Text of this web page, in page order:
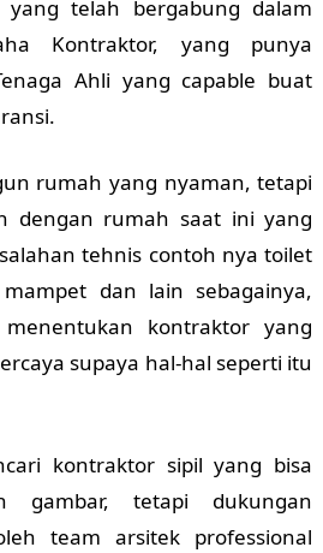
telah bergabung dalam
Kontraktor, yang punya
Ahli yang capable buat
rumah yang nyaman, tetapi
dengan rumah saat ini yang
tehnis contoh nya toilet
dan lain sebagainya,
kontraktor yang
supaya hal-hal seperti itu
kontraktor sipil yang bisa
gambar, tetapi dukungan
team arsitek professional